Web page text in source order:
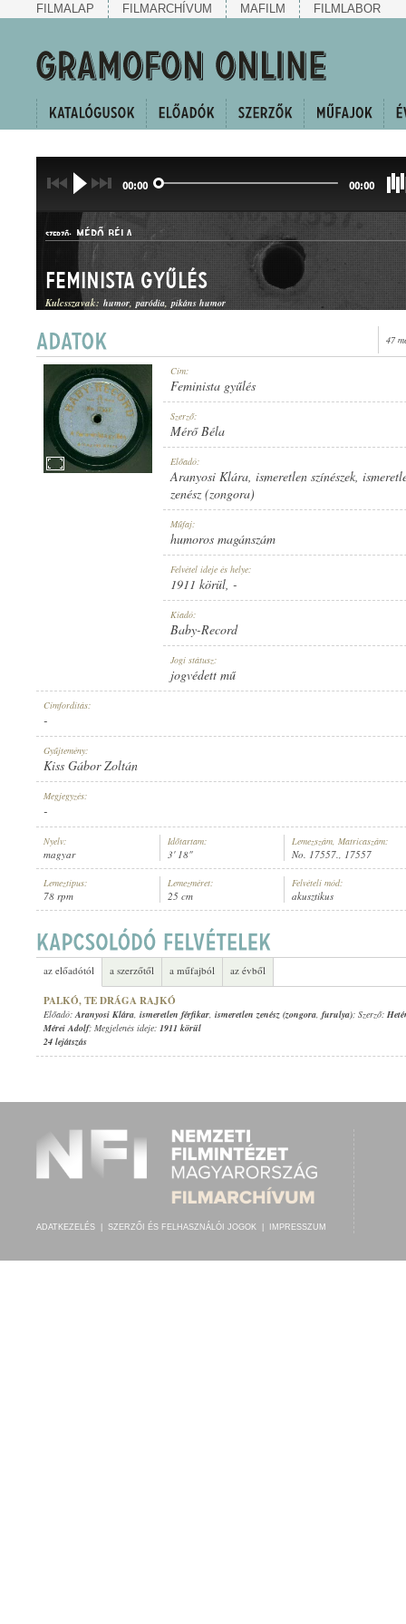
FILMALAP FILMARCHÍVUM MAFILM FILMLABOR
00:00 00:00
ELŐADÓ:
ARANYOSI KLÁRA,ISMERETLEN SZÍNÉSZEK,ISMERETLEN ZENEKAR,
SZERZŐ: MÉRŐ BÉLA
HUMOROS MAGÁNSZÁM
1911 KÖRÜL
NO. 17557.
Feminista gyűlés
Kulcsszavak: humor paródia pikáns humor
47
Cím:
Feminista gyűlés
Szerző:
Mérő Béla
Előadó:
Aranyosi Klára, ismeretlen színészek,
zenész (zongora)
Műfaj:
humoros magánszám
Felvétel ideje és helye:
1911 körül, -
Kiadó:
Baby-Record
Jogi státusz:
jogvédett mű
Címfordítás:
-
Gyűjtemény:
Kiss Gábor Zoltán
Megjegyzés:
-
Nyelv:
magyar
Időtartam:
3' 18"
Lemezszám, Matricaszám:
No. 17557., 17557
Lemeztípus:
78 rpm
Lemezméret:
25 cm
Felvételi mód:
akusztikus
az előadótól a szerzőtől a műfajból az évből
PALKÓ, TE DRÁGA RAJKÓ
Előadó:Aranyosi Klára, ismeretlen férfikar, ismeretlen zenész (zongora, furulya); Szerző:
Mérei Adolf; Megjelenés ideje: 1911 körül
24 lejátszás
ADATKEZELÉS SZERZŐI ÉS FELHASZNÁLÓI JOGOK IMPRESSZUM